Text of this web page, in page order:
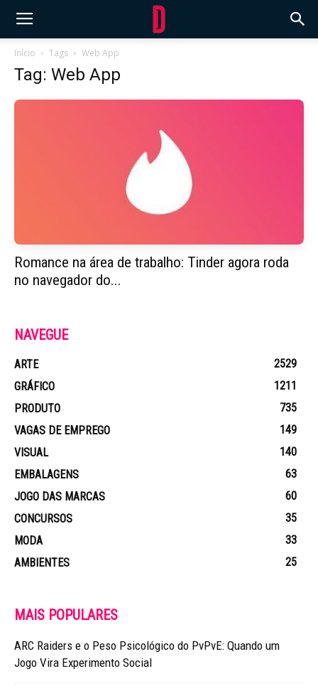
Início Tags Web App
Tag: Web App
Romance na área de trabalho: Tinder agora roda
no navegador do...
NAVEGUE
ARTE
2529
GRÁFICO
1211
PRODUTO
735
VAGAS DE EMPREGO
149
VISUAL
140
EMBALAGENS
63
JOGO DAS MARCAS
60
CONCURSOS
35
MODA
33
AMBIENTES
25
MAIS POPULARES
ARC Raiders e o Peso Psicológico do PvPvE: Quando um
Jogo Vira Experimento Social